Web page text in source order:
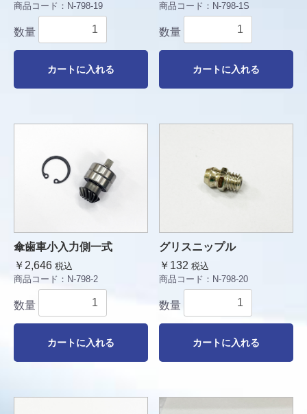
商品コード： N-798-19
数量
カートに入れる
商品コード： N-798-1S
数量
カートに入れる
傘歯車小入力側一式
￥2,646 税込
商品コード： N-798-2
数量
カートに入れる
グリスニップル
￥132 税込
商品コード： N-798-20
数量
カートに入れる